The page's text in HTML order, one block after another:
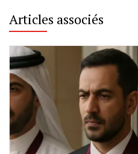
Articles associés